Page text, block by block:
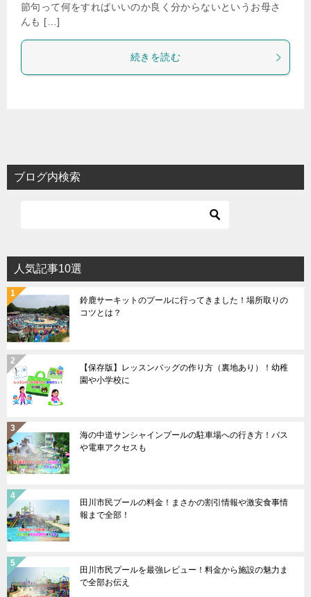
節句って何をすればいいのか良く分からないというお母さ
んも […]
続きを読む
ブログ内検索
人気記事10選
鈴鹿サーキットのプールに行ってきました！場所取りの
コツとは？
【保存版】レッスンバッグの作り方（裏地あり）！幼稚
園や小学校に
海の中道サンシャインプールの駐車場への行き方！バス
や電車アクセスも
田川市民プールの料金！まさかの割引情報や激安食事情
報まで全部！
田川市民プールを最強レビュー！料金から施設の魅力ま
で全部お伝え